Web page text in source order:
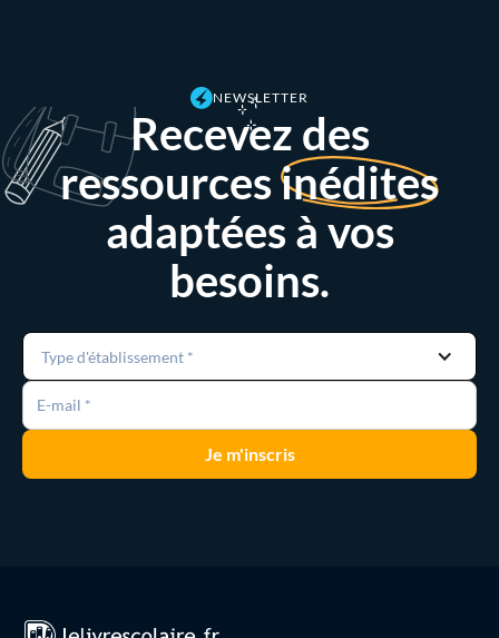
NEWSLETTER
Recevez des
ressourcesinédites
adaptées à vos
besoins.
Type d'établissement *